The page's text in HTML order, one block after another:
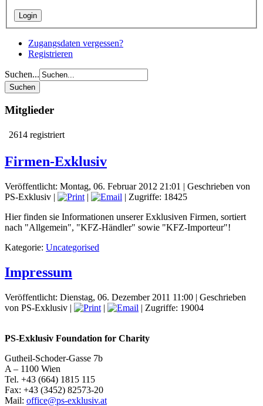
Zugangsdaten vergessen?
Registrieren
Suchen...
Mitglieder
2614 registriert
Firmen-Exklusiv
Veröffentlicht: Montag, 06. Februar 2012 21:01 | Geschrieben von
PS-Exklusiv | |
| Zugriffe: 18425
Hier finden sie Informationen unserer Exklusiven Firmen, sortiert
nach "Allgemein", "KFZ-Händler" sowie "KFZ-Importeur"!
Kategorie: Uncategorised
Impressum
Veröffentlicht: Dienstag, 06. Dezember 2011 11:00 | Geschrieben
von PS-Exklusiv | | | Zugriffe: 19004
PS-Exklusiv Foundation for Charity
Gutheil-Schoder-Gasse 7b
A – 1100 Wien
Tel. +43 (664) 1815 115
Fax: +43 (3452) 82573-20
Mail: office@ps-exklusiv.at